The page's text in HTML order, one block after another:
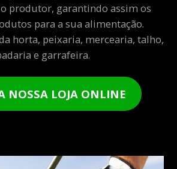
produtor, garantindo assim os
para a sua alimentação.
horta, peixaria, mercearia, talho,
e garrafeira.
NOSSA LOJA ONLINE